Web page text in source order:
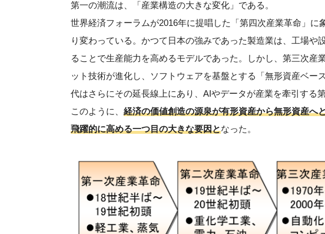
第一の潮流は、「産業構造の大きな変化」である。
世界経済フォーラムが2016年に提唱した「第四次産業革命」に
り変わっている。かつて日本の強みであった製造業は、工場や
ることで生産能力を高めるモデルであった。しかし、第三次産
ット技術が進化し、ソフトウェアを基盤とする「無形資産ベー
代はさらにその延長線上にあり、AIやデータが産業を牽引する
このように、 経済の価値創造の源泉が有形資産から無形資産へ
飛躍的に高める一つ目の大きな要因となった。